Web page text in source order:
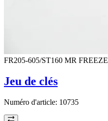
FR205-605/ST160 MR FREEZE
Jeu de clés
Numéro d'article: 10735